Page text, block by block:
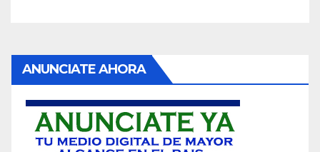
ANUNCIATE AHORA